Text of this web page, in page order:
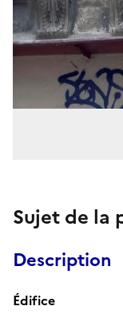
Sujet de la
Description
Édifice